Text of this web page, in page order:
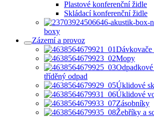
Plastové konferenční židle
Skládací konferenční židle
boxy
Zázemí a provoz
Dávkovače
Mopy
tříděný odpad
Úklidové
Úklidové
Zásobníky
Žebříky a